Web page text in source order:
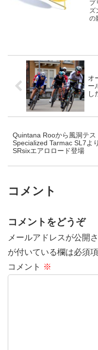
プ
ズ
の
オ
ー
し
Quintana Rooから風洞テス
Specialized Tarmac SL7よ
SRsixエアロロード登場
コメント
コメントをどうぞ
メールアドレスが公開
が付いている欄は必須
コメント ※